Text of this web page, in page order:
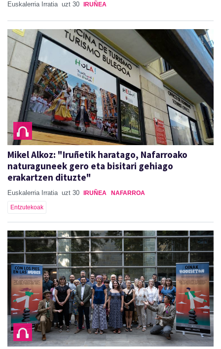
Euskalerria Irratia uzt 30 IRUÑEA
Mikel Alkoz: "Iruñetik haratago, Nafarroako
naturaguneek gero eta bisitari gehiago
erakartzen dituzte"
Euskalerria Irratia uzt 30 IRUÑEA NAFARROA
Entzutekoak